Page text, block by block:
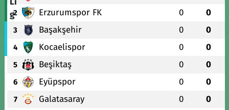
2 Erzurumspor FK 0 0
3 Başakşehir 0 0
4 Kocaelispor 0 0
5 Beşiktaş 0 0
6 Eyüpspor 0 0
7 Galatasaray 0 0